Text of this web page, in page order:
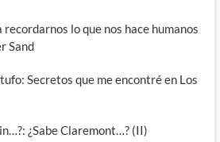
lo que nos hace humanos
Sand
Secretos que me encontré en Los
¿Sabe Claremont…? (II)